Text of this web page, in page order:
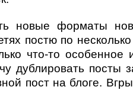
новые форматы
постю по
что-то особенное
дублировать посты
пост на блоге.